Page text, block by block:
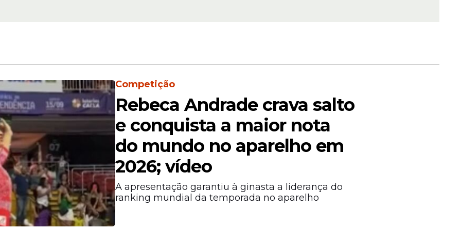
apenas oito partidas peloLeão, marcando três
de reservas.
Competição
Rebeca Andrade crava salto
e conquista a maior nota
do mundo no aparelho em
2026; vídeo
A apresentação garantiu à ginasta a liderança do
ranking mundial da temporada no aparelho